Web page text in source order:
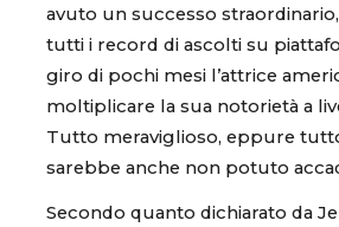
avuto un successo
tutti i record di ascolti su
giro di pochi mesi l’attrice
moltiplicare la sua notorietà a
Tutto meraviglioso, eppure
sarebbe anche non potuto
Secondo quanto dichiarato da